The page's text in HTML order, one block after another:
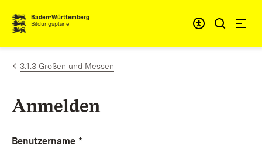
Zum Inhalt springen
Baden-Württemberg
Bildungspläne
3.1.3 Größen und Messen
Anmelden
Benutzername *